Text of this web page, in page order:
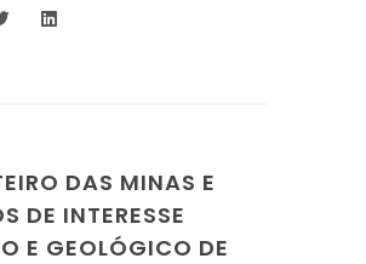
DAS MINAS E
DE INTERESSE
E GEOLÓGICO DE